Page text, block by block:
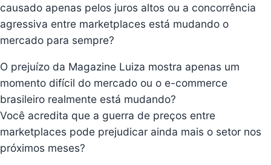
causado apenas pelos juros altos ou a concorrência
agressiva entre marketplaces está mudando o
mercado para sempre?
O prejuízo da Magazine Luiza mostra apenas um
momento difícil do mercado ou o e-commerce
brasileiro realmente está mudando?
Você acredita que a guerra de preços entre
marketplaces pode prejudicar ainda mais o setor nos
próximos meses?